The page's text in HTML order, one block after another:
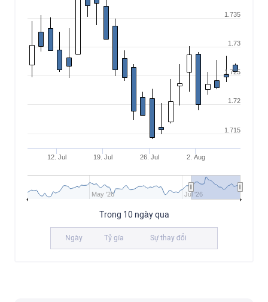
12. Jul 19. Jul 26. Jul 2. Aug
May '26 Jul '26
1.715
1.72
1.725
1.73
1.735
Trong 10 ngày qua
Ngày Tỷ gía Sự thay đổi